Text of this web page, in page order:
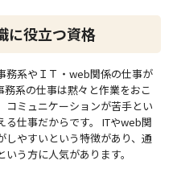
に役立つ資格
務系やＩＴ・web関係の仕事が
務系の仕事は黙々と作業をおこ
コミュニケーションが苦手とい
る仕事だからです。 ITやweb関
しやすいという特徴があり、通
う方に人気があります。